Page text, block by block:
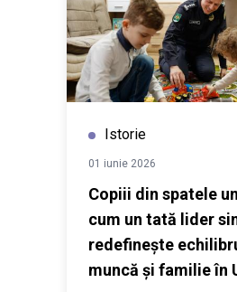
Istorie
01 iunie 2026
Copiii din spatele
cum un tată lider
redefinește
muncă și familie în